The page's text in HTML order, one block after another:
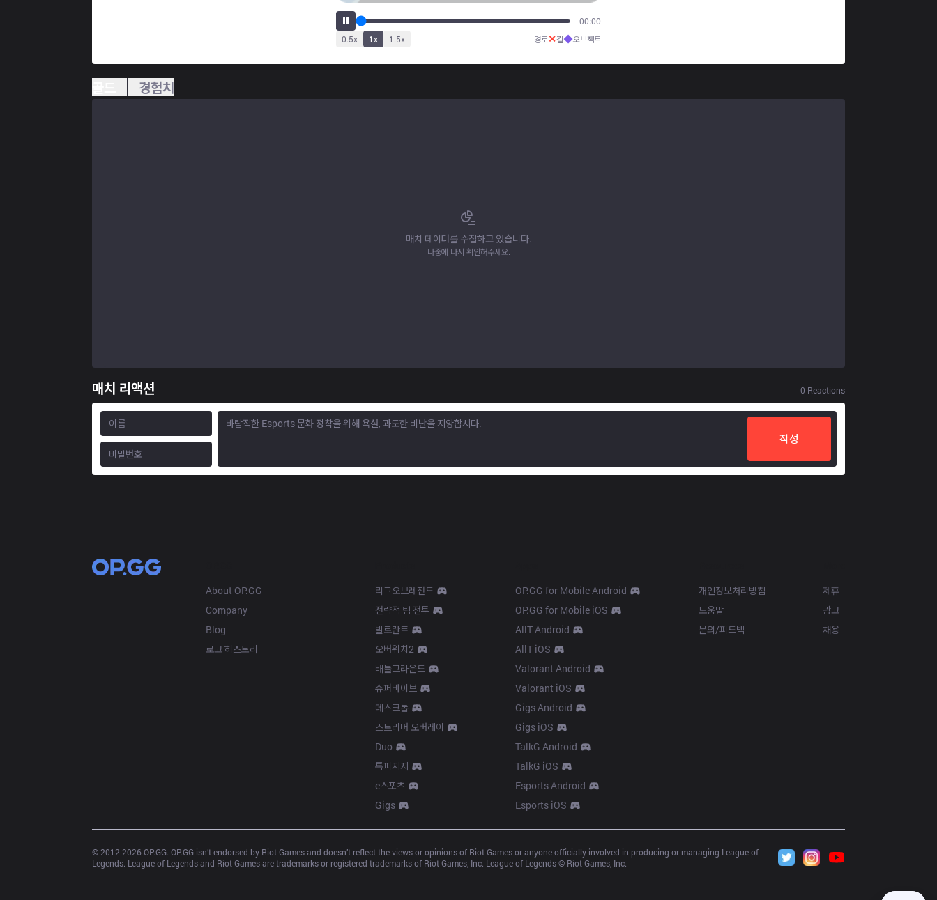
00:00
0.5x 1x 1.5x 경로✕킬◆오브젝트
경험치
매치 데이터를 수집하고 있습니다.
나중에 다시 확인해주세요.
매치 리액션 0 Reactions
작성
About OP.GG
Company
Blog
로고 히스토리
리그오브레전드
전략적 팀 전투
발로란트
오버워치2
배틀그라운드
슈퍼바이브
데스크톱
스트리머 오버레이
Duo
톡피지지
e스포츠
Gigs
OP.GG for Mobile Android
OP.GG for Mobile iOS
AllT Android
AllT iOS
Valorant Android
Valorant iOS
Gigs Android
Gigs iOS
TalkG Android
TalkG iOS
Esports Android
Esports iOS
개인정보처리방침
도움말
문의/피드백
제휴
광고
채용
© 2012-2026 OP.GG. OP.GG isn’t endorsed by Riot Games and doesn’t reflect the views or opinions of Riot Games or anyone officially involved in producing or managing League of
Legends. League of Legends and Riot Games are trademarks or registered trademarks of Riot Games, Inc. League of Legends © Riot Games, Inc.